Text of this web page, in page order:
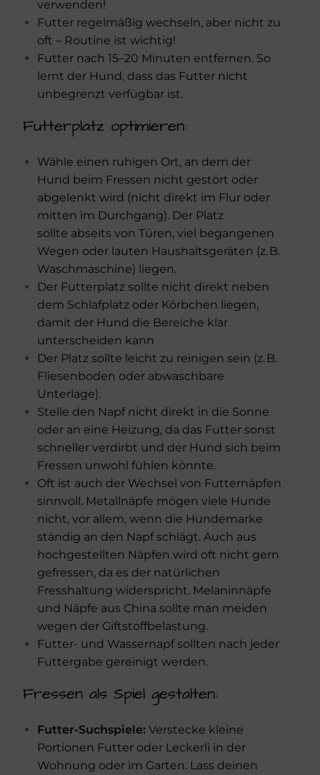
verwenden!
Futter regelmäßig wechseln, aber nicht zu
oft – Routine ist wichtig!
Futter nach 15–20 Minuten entfernen. So
lernt der Hund, dass das Futter nicht
unbegrenzt verfügbar ist.
Futterplatz optimieren:
Wähle einen ruhigen Ort, an dem der
Hund beim Fressen nicht gestört oder
abgelenkt wird (nicht direkt im Flur oder
mitten im Durchgang). Der Platz
sollte abseits von Türen, viel begangenen
Wegen oder lauten Haushaltsgeräten (z. B.
Waschmaschine) liegen.
Der Futterplatz sollte nicht direkt neben
dem Schlafplatz oder Körbchen liegen,
damit der Hund die Bereiche klar
unterscheiden kann
Der Platz sollte leicht zu reinigen sein (z. B.
Fliesenboden oder abwaschbare
Unterlage).
Stelle den Napf nicht direkt in die Sonne
oder an eine Heizung, da das Futter sonst
schneller verdirbt und der Hund sich beim
Fressen unwohl fühlen könnte.
Oft ist auch der Wechsel von Futternäpfen
sinnvoll. Metallnäpfe mögen viele Hunde
nicht, vor allem, wenn die Hundemarke
ständig an den Napf schlägt. Auch aus
hochgestellten Näpfen wird oft nicht gern
gefressen, da es der natürlichen
Fresshaltung widerspricht. Melaninnäpfe
und Näpfe aus China sollte man meiden
wegen der Giftstoffbelastung.
Futter- und Wassernapf sollten nach jeder
Futtergabe gereinigt werden.
Fressen als Spiel gestalten:
Futter-Suchspiele: Verstecke kleine
Portionen Futter oder Leckerli in der
Wohnung oder im Garten. Lass deinen